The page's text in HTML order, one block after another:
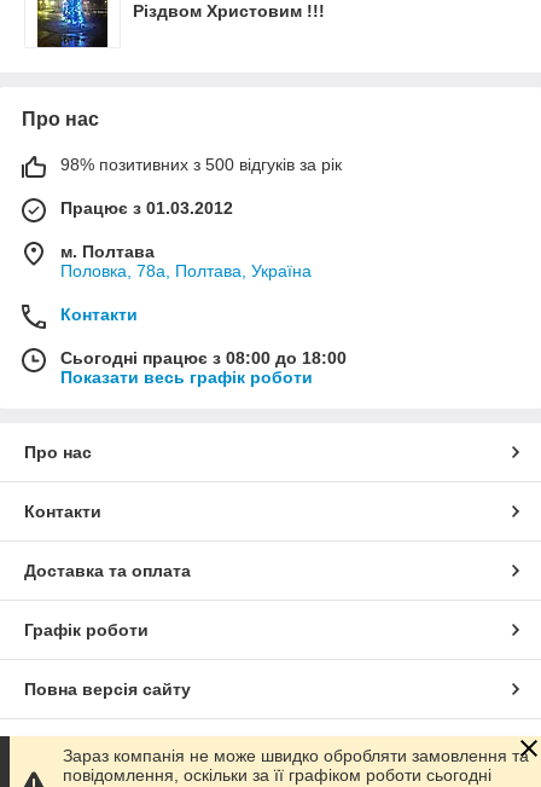
Різдвом Христовим !!!
Про нас
98% позитивних з 500 відгуків за рік
Працює з 01.03.2012
м. Полтава
Половка, 78а, Полтава, Україна
Контакти
Сьогодні працює з 08:00 до 18:00
Показати весь графік роботи
Про нас
Контакти
Доставка та оплата
Графік роботи
Повна версія сайту
Сайт створено на маркетплейсі Prom.ua
Зараз компанія не може швидко обробляти замовлення та
повідомлення, оскільки за її графіком роботи сьогодні